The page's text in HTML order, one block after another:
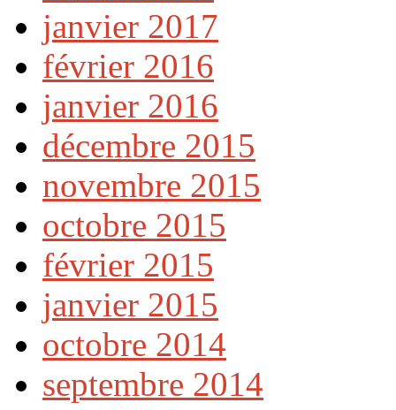
janvier 2017
février 2016
janvier 2016
décembre 2015
novembre 2015
octobre 2015
février 2015
janvier 2015
octobre 2014
septembre 2014